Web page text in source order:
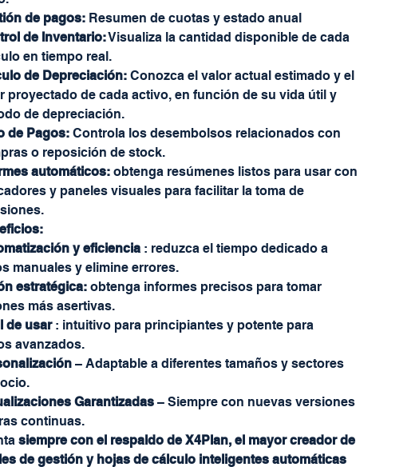
de pagos: Resumen de cuotas y estado anual
de Inventario:Visualiza la cantidad disponible de cada
en tiempo real.
de Depreciación: Conozca el valor actual estimado y el
proyectado de cada activo, en función de su vida útil y
de depreciación.
de Pagos: Controla los desembolsos relacionados con
o reposición de stock.
automáticos: obtenga resúmenes listos para usar con
y paneles visuales para facilitar la toma de
y eficiencia : reduzca el tiempo dedicado a
manuales y elimine errores.
estratégica: obtenga informes precisos para tomar
más asertivas.
de usar: intuitivo para principiantes y potente para
avanzados.
– Adaptable a diferentes tamaños y sectores
Garantizadas – Siempre con nuevas versiones
continuas.
siempre con el respaldo de X4Plan, el mayor creador de
de gestión y hojas de cálculo inteligentes automáticas